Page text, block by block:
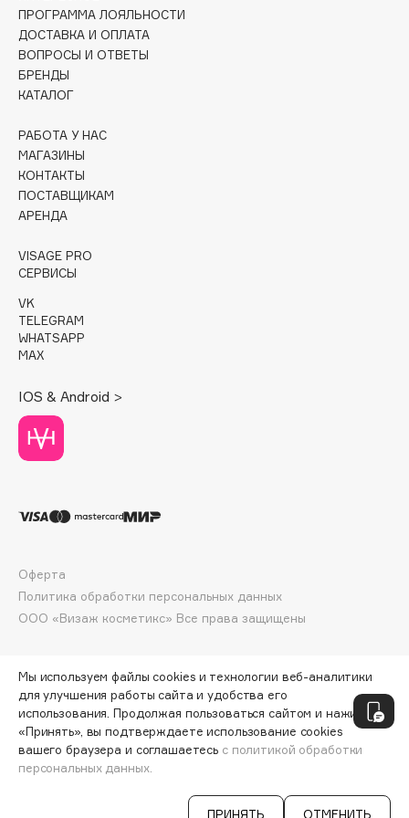
Collagenina
Consly
Corimo
CosRX
Crescina
Cunzite
D
DABO
DARLING*
Davines
Deonica
Dessange
Dolce & Gabbana
Dorco
DP Daily Perfection
Dr. Vranjes Firenze
Dr.Ceuracle
Dr.Jart+
DSD de Luxe
Dyson
СООБЩИТЬ О ПОСТУПЛЕНИИ
ПРОГРАММА ЛОЯЛЬНОСТИ
ДОСТАВКА И ОПЛАТА
ВОПРОСЫ И ОТВЕТЫ
БРЕНДЫ
КАТАЛОГ
РАБОТА У НАС
МАГАЗИНЫ
КОНТАКТЫ
ПОСТАВЩИКАМ
АРЕНДА
VISAGE PRO
СЕРВИСЫ
VK
TELEGRAM
WHATSAPP
MAX
IOS & Android >
ООО «Визаж косметикс» Все права защищены
Оферта
Политика обработки персональных данных
Мы используем файлы cookies и технологии веб-аналитики
для улучшения работы сайта и удобства его
использования. Продолжая пользоваться сайтом и нажимая
«Принять», вы подтверждаете использование cookies
вашего браузера и соглашаетесь с политикой обработки
персональных данных.
ПРИНЯТЬ ОТМЕНИТЬ